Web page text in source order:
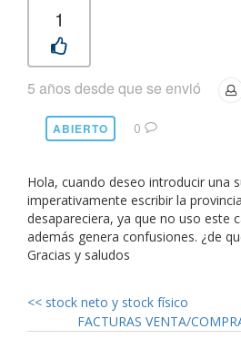
1
5 años desde que se envió
ABIERTO 0
Hola, cuando deseo introducir una
imperativamente escribir la
desapareciera, ya que no uso este
además genera confusiones. ¿de
Gracias y saludos
<< stock neto y stock físico
FACTURAS VENTA/